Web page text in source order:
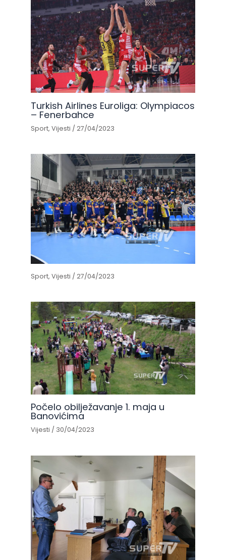
Turkish Airlines Euroliga: Olympiacos
– Fenerbahce
Sport,Vijesti /27/04/2023
Sport,Vijesti /27/04/2023
Počelo obilježavanje 1. maja u
Banovićima
Vijesti / 30/04/2023